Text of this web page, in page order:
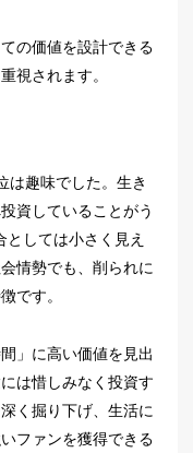
の価値を設計できる
視されます。
は趣味でした。生き
資していることがう
しては小さく見え
情勢でも、削られに
です。
」に高い価値を見出
は惜しみなく投資す
く掘り下げ、生活に
ファンを獲得できる